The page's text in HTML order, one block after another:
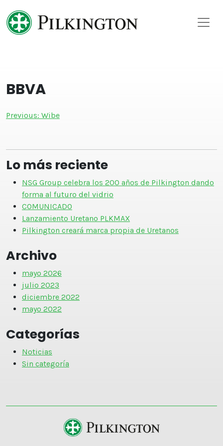
to
content
BBVA
Navegación
entradas
Previous: Wibe
Lo más reciente
NSG Group celebra los 200 años de Pilkington dando
forma al futuro del vidrio
COMUNICADO
Lanzamiento Uretano PLKMAX
Pilkington creará marca propia de Uretanos
Archivo
mayo 2026
julio 2023
diciembre 2022
mayo 2022
Categorías
Noticias
Sin categoría